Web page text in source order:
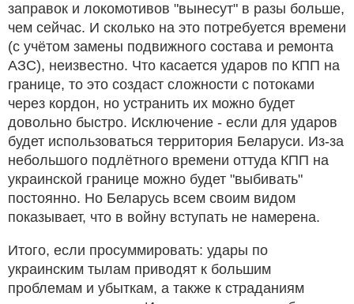
заправок и локомотивов "вынесут" в разы больше,
чем сейчас. И сколько на это потребуется времени
(с учётом замены подвижного состава и ремонта
АЗС), неизвестно. Что касается ударов по КПП на
границе, то это создаст сложности с потоками
через кордон, но устранить их можно будет
довольно быстро. Исключение - если для ударов
будет использоваться территория Беларуси. Из-за
небольшого подлётного времени оттуда КПП на
украинской границе можно будет "выбивать"
постоянно. Но Беларусь всем своим видом
показывает, что в войну вступать не намерена.
Итого, если просуммировать: удары по
украинским тылам приводят к большим
проблемам и убыткам, а также к страданиям